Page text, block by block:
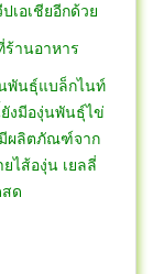
เอเชียอีกด้วย
ร้านอาหาร
พันธุ์แบล็กไนท์
งมีองุ่นพันธุ์ไข่
มีผลิตภัณฑ์จาก
ไส้องุ่น เยลลี่
ะองุ่นตัดสด